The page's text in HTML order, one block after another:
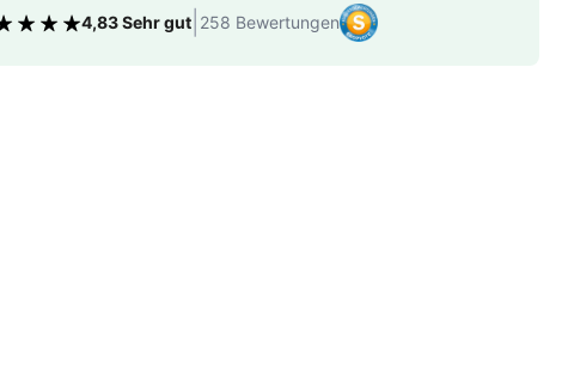
4.83 von 5 Sternen
4,83 Sehr gut 258 Bewertungen